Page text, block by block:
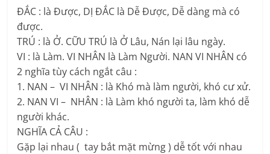
ĐẮC : là Được, DỊ ĐẮC là Dễ Được, Dễ dàng mà có
được.
TRÚ : là Ở. CỮU TRÚ là Ở Lâu, Nán lại lâu ngày.
VI : là Làm. VI NHÂN là Làm Người. NAN VI NHÂN có
2 nghĩa tùy cách ngắt câu :
1. NAN – VI NHÂN : là Khó mà làm người, khó cư xử.
2. NAN VI – NHÂN : là Làm khó người ta, làm khó dễ
người khác.
NGHĨA CẢ CÂU :
Gặp lại nhau ( tay bắt mặt mừng ) dễ tốt với nhau